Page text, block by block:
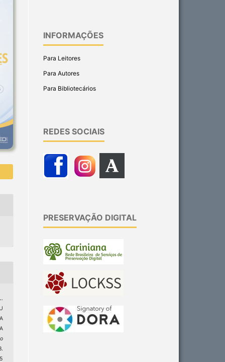
INFORMAÇÕES
Para Leitores
Para Autores
Para Bibliotecários
REDES SOCIAIS
PRESERVAÇÃO DIGITAL